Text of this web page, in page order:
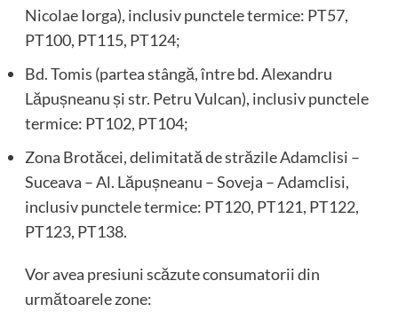
Nicolae Iorga), inclusiv punctele termice: PT57,
PT100, PT115, PT124;
Bd. Tomis (partea stângă, între bd. Alexandru
Lăpușneanu și str. Petru Vulcan), inclusiv punctele
termice: PT102, PT104;
Zona Brotăcei, delimitată de străzile Adamclisi –
Suceava – Al. Lăpușneanu – Soveja – Adamclisi,
inclusiv punctele termice: PT120, PT121, PT122,
PT123, PT138.
Vor avea presiuni scăzute consumatorii din
următoarele zone: